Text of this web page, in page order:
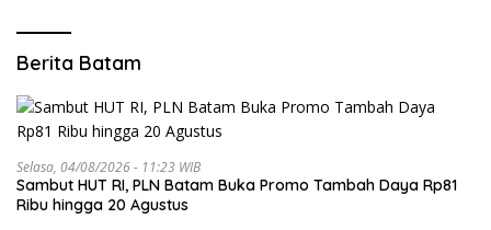
Berita Batam
Selasa, 04/08/2026 - 11:23 WIB
Sambut HUT RI, PLN Batam Buka Promo Tambah Daya Rp81
Ribu hingga 20 Agustus